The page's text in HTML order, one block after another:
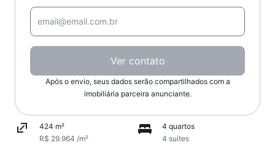
Ver contato
Após o envio, seus dados serão compartilhados com a
imobiliária parceira anunciante.
424 m²
R$ 29.964 /m²
4 quartos
4 suítes